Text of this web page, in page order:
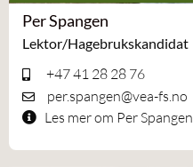
Per Spangen
Lektor/Hagebrukskandidat
+47 41 28 28 76
per.spangen@vea-fs.no
Les mer om Per Spangen